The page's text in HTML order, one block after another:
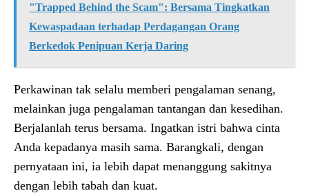
"Trapped Behind the Scam": Bersama Tingkatkan
Kewaspadaan terhadap Perdagangan Orang
Berkedok Penipuan Kerja Daring
Perkawinan tak selalu memberi pengalaman senang,
melainkan juga pengalaman tantangan dan kesedihan.
Berjalanlah terus bersama. Ingatkan istri bahwa cinta
Anda kepadanya masih sama. Barangkali, dengan
pernyataan ini, ia lebih dapat menanggung sakitnya
dengan lebih tabah dan kuat.